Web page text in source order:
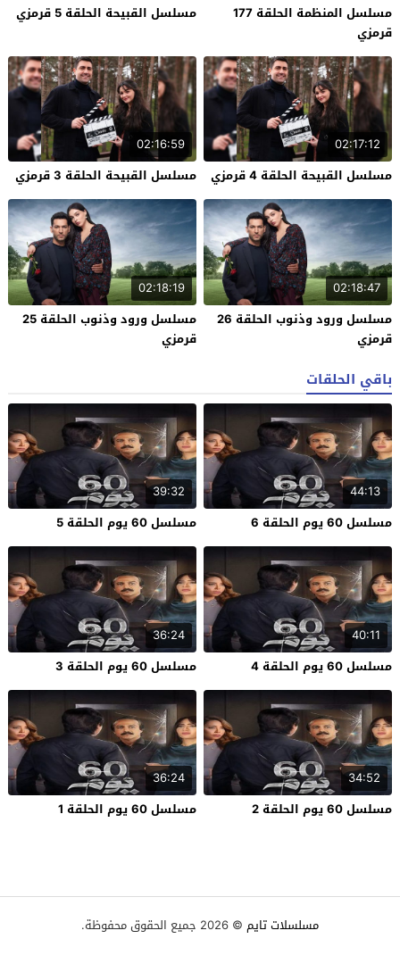
مسلسل المنظمة الحلقة 177
قرمزي
مسلسل القبيحة الحلقة 5 قرمزي
02:17:12
مسلسل القبيحة الحلقة 4 قرمزي
02:16:59
مسلسل القبيحة الحلقة 3 قرمزي
02:18:47
مسلسل ورود وذنوب الحلقة 26
قرمزي
02:18:19
مسلسل ورود وذنوب الحلقة 25
قرمزي
باقي الحلقات
44:13
مسلسل 60 يوم الحلقة 6
39:32
مسلسل 60 يوم الحلقة 5
40:11
مسلسل 60 يوم الحلقة 4
36:24
مسلسل 60 يوم الحلقة 3
34:52
مسلسل 60 يوم الحلقة 2
36:24
مسلسل 60 يوم الحلقة 1
مسلسلات تايم © 2026 جميع الحقوق محفوظة.